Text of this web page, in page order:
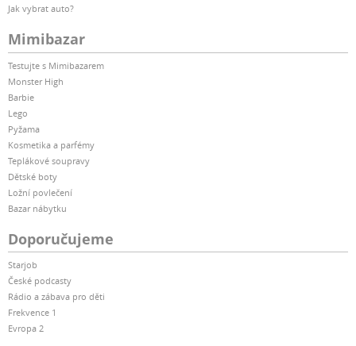
Jak vybrat auto?
Mimibazar
Testujte s Mimibazarem
Monster High
Barbie
Lego
Pyžama
Kosmetika a parfémy
Teplákové soupravy
Dětské boty
Ložní povlečení
Bazar nábytku
Doporučujeme
Starjob
České podcasty
Rádio a zábava pro děti
Frekvence 1
Evropa 2